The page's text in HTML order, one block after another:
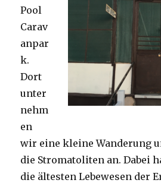
Pool
Carav
anpar
k.
Dort
unter
nehm
en
wir eine kleine Wanderung
die Stromatoliten an. Dabei
die ältesten Lebewesen der